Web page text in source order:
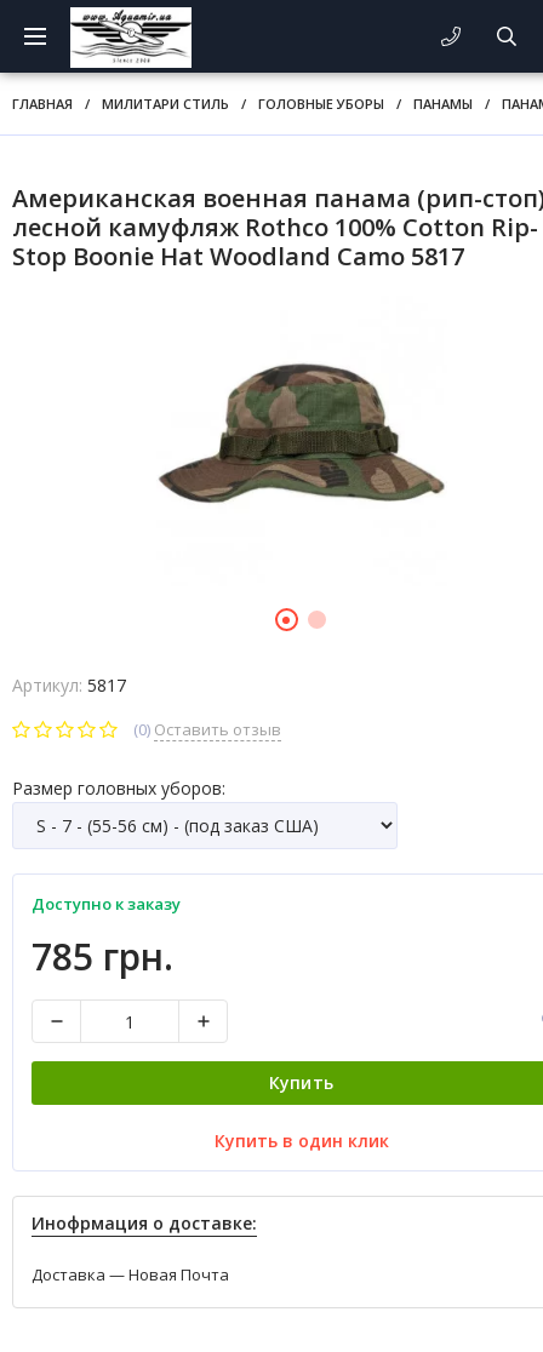
ГЛАВНАЯ / МИЛИТАРИ СТИЛЬ / ГОЛОВНЫЕ УБОРЫ / ПАНАМЫ /
Американская военная панама (рип-
лесной камуфляж Rothco 100% Cotton Rip-
Stop Boonie Hat Woodland Camo 5817
Артикул: 5817
(0) Оставить отзыв
Размер головных уборов:
Доступно к заказу
785 грн.
Купить
Купить в один клик
Инофрмация о доставке:
Доставка — Новая Почта